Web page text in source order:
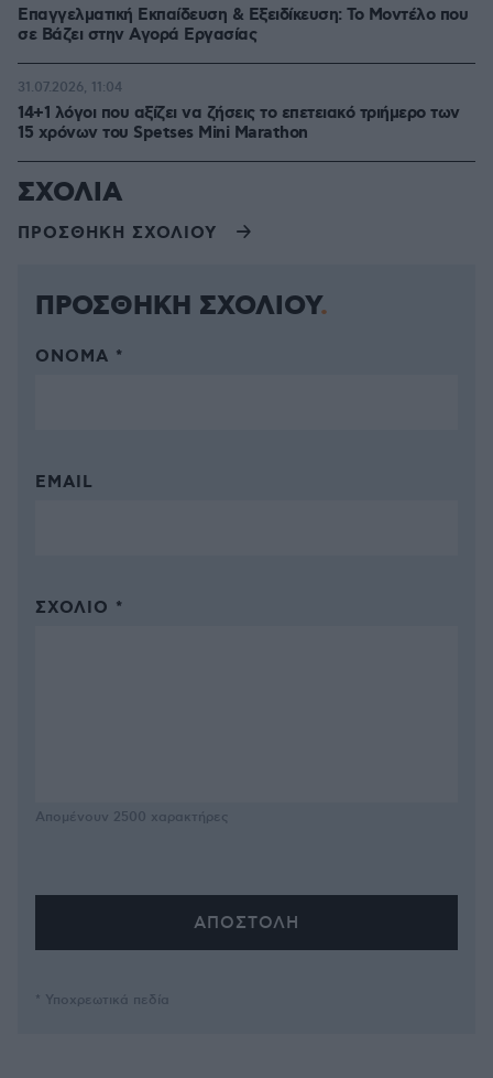
Επαγγελματική Εκπαίδευση & Εξειδίκευση: Το Mοντέλο που
σε Bάζει στην Aγορά Eργασίας
14+1 λόγοι που αξίζει να ζήσεις το επετειακό τριήμερο των
15 χρόνων του Spetses Mini Marathon
31.07.2026, 11:04
ΣΧΟΛΙΑ
ΠΡΟΣΘΗΚΗ ΣΧΟΛΙΟΥ
ΠΡΟΣΘΗΚΗ ΣΧΟΛΙΟΥ
ΌΝΟΜΑ *
EMAIL
ΣΧΌΛΙΟ *
Απομένουν 2500 χαρακτήρες
* Υποχρεωτικά πεδία